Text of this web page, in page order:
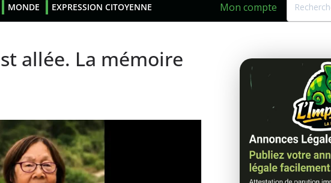
MONDE EXPRESSION CITOYENNE Mon compte
allée. La mémoire